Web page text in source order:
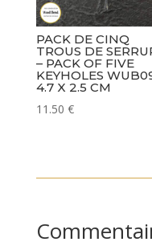
PACK DE CINQ
TROUS DE
– PACK OF FIVE
KEYHOLES
4.7 X 2.5 CM
11.50 €